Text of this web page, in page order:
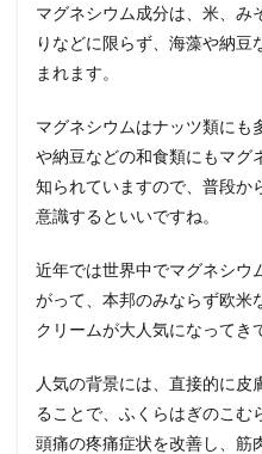
マグネシウム成分は、米、み
りなどに限らず、海藻や納豆
まれます。
マグネシウムはナッツ類にも
や納豆などの和食類にもマグ
知られていますので、普段か
意識するといいですね。
近年では世界中でマグネシウ
がって、本邦のみならず欧米
クリームが大人気になってき
人気の背景には、直接的に
ることで、ふくらはぎのこむ
頭痛の疼痛症状を改善し、筋